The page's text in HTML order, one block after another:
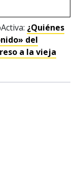
¿Quiénes
del
a la vieja